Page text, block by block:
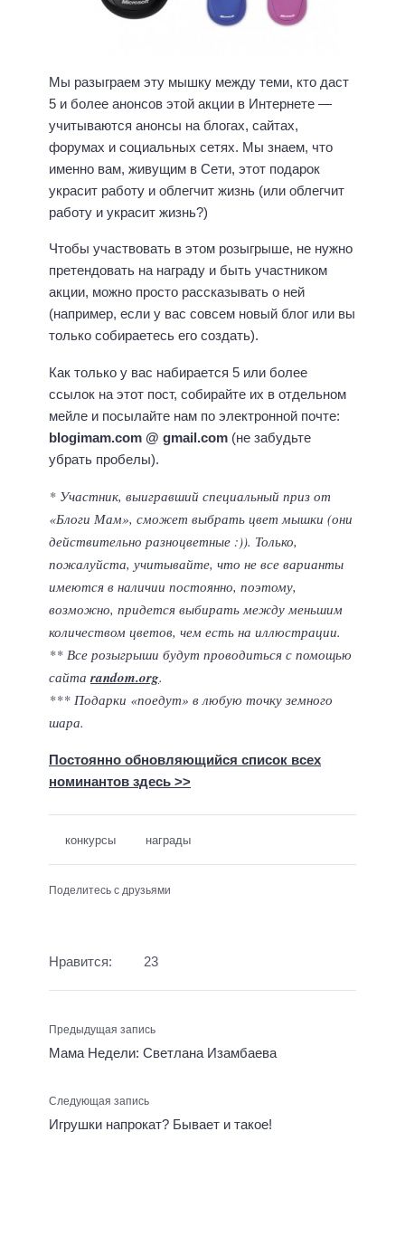
Мы разыграем эту мышку между теми, кто даст
5 и более анонсов этой акции в Интернете —
учитываются анонсы на блогах, сайтах,
форумах и социальных сетях. Мы знаем, что
именно вам, живущим в Сети, этот подарок
украсит работу и облегчит жизнь (или облегчит
работу и украсит жизнь?)
Чтобы участвовать в этом розыгрыше, не нужно
претендовать на награду и быть участником
акции, можно просто рассказывать о ней
(например, если у вас совсем новый блог или вы
только собираетесь его создать).
Как только у вас набирается 5 или более
ссылок на этот пост, собирайте их в отдельном
мейле и посылайте нам по электронной почте:
blogimam.com @ gmail.com (не забудьте
убрать пробелы).
* Участник, выигравший специальный приз от
«Блоги Мам», сможет выбрать цвет мышки (они
действительно разноцветные :)). Только,
пожалуйста, учитывайте, что не все варианты
имеются в наличии постоянно, поэтому,
возможно, придется выбирать между меньшим
количеством цветов, чем есть на иллюстрации.
** Все розыгрыши будут проводиться с помощью
сайтаrandom.org.
*** Подарки «поедут» в любую точку земного
шара.
Постоянно обновляющийся список всех
номинантов здесь >>
конкурсы награды
Поделитесь с друзьями
Нравится: 23
Предыдущая запись
Мама Недели: Светлана Изамбаева
Следующая запись
Игрушки напрокат? Бывает и такое!